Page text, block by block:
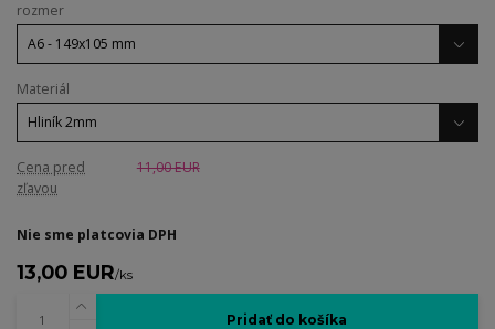
rozmer
Materiál
Cena pred
zľavou
11,00 EUR
Nie sme platcovia DPH
13,00 EUR/ks
Pridať do košíka